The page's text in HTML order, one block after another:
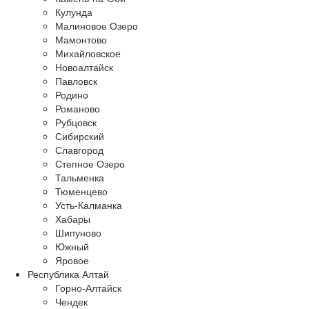
Кулунда
Малиновое Озеро
Мамонтово
Михайловское
Новоалтайск
Павловск
Родино
Романово
Рубцовск
Сибирский
Славгород
Степное Озеро
Тальменка
Тюменцево
Усть-Калманка
Хабары
Шипуново
Южный
Яровое
Республика Алтай
Горно-Алтайск
Чендек